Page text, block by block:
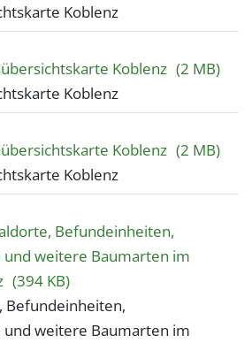
Koblenz
Koblenz (2 MB)
Koblenz
Koblenz (2 MB)
Koblenz
Befundeinheiten,
weitere Baumarten im
(394 KB)
Befundeinheiten,
weitere Baumarten im